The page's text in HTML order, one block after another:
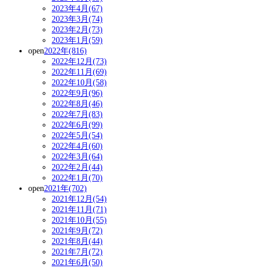
2023年4月(67)
2023年3月(74)
2023年2月(73)
2023年1月(59)
open2022年(816)
2022年12月(73)
2022年11月(69)
2022年10月(58)
2022年9月(96)
2022年8月(46)
2022年7月(83)
2022年6月(99)
2022年5月(54)
2022年4月(60)
2022年3月(64)
2022年2月(44)
2022年1月(70)
open2021年(702)
2021年12月(54)
2021年11月(71)
2021年10月(55)
2021年9月(72)
2021年8月(44)
2021年7月(72)
2021年6月(50)